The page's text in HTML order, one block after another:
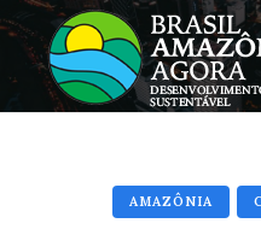
AMAZÔNIA